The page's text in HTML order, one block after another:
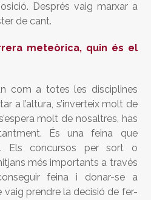
Després vaig marxar a
de cant.
meteòrica, quin és el
com a totes les disciplines
a l’altura, s’inverteix molt de
molt de nosaltres, has
És una feina que
Els concursos per sort o
més importants a través
feina i donar-se a
vaig prendre la decisió de fer-